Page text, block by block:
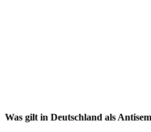
Was gilt in Deutschland als